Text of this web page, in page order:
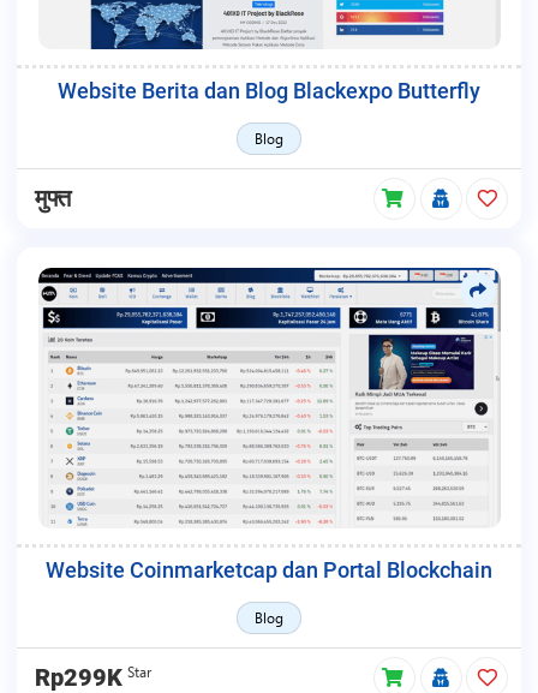
Website Berita dan Blog Blackexpo Butterfly
Blog
मुफ्त
Website Coinmarketcap dan Portal Blockchain
Blog
Rp299K Star